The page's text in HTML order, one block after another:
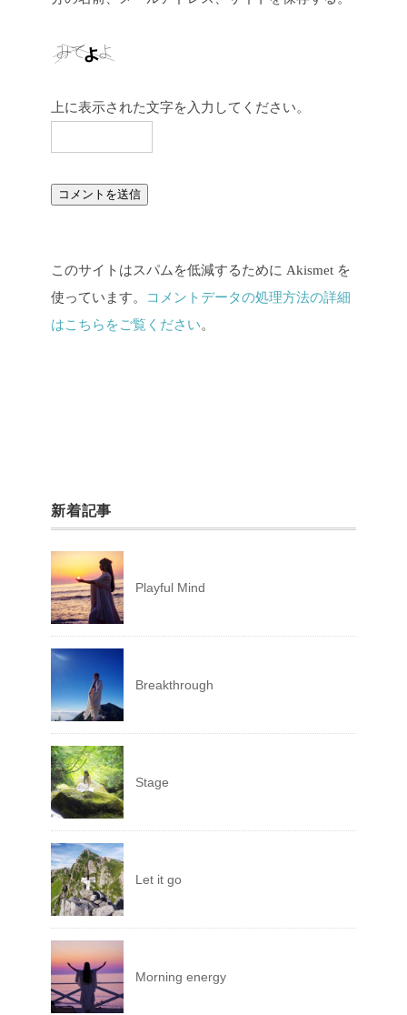
上に表示された文字を入力してください。
このサイトはスパムを低減するために Akismet を
使っています。
コメントデータの処理方法の詳細
はこちらをご覧ください。
新着記事
Playful Mind
Breakthrough
Stage
Let it go
Morning energy